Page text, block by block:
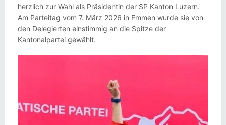
herzlich zur Wahl als Präsidentin der SP Kanton Luzern.
Am Parteitag vom 7. März 2026 in Emmen wurde sie von
den Delegierten einstimmig an die Spitze der
Kantonalpartei gewählt.